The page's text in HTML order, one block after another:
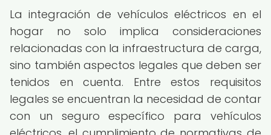
La integración de vehículos eléctricos en el
hogar no solo implica consideraciones
relacionadas con la infraestructura de carga,
sino también aspectos legales que deben ser
tenidos en cuenta. Entre estos requisitos
legales se encuentran la necesidad de contar
con un seguro específico para vehículos